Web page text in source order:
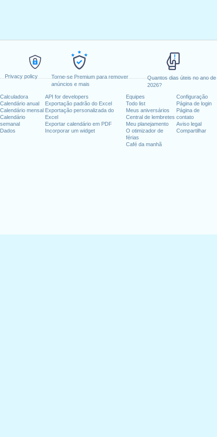
Privacy policy
Torne-se Premium para remover
anúncios e mais
Quantos dias úteis no ano de
2026?
Calculadora
Calendário anual
Calendário mensal
Calendário
semanal
Dados
API for developers
Exportação padrão do Excel
Exportação personalizada do
Excel
Exportar calendário em PDF
Incorporar um widget
Equipes
Todo list
Meus aniversários
Central de lembretes
Meu planejamento
O otimizador de
férias
Café da manhã
Configuração
Página de login
Página de
contato
Aviso legal
Compartilhar